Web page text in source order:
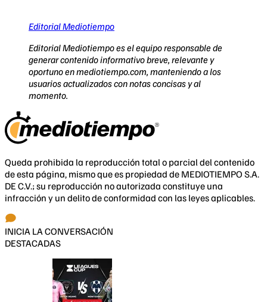
Editorial Mediotiempo
Editorial Mediotiempo es el equipo responsable de
generar contenido informativo breve, relevante y
oportuno en mediotiempo.com, manteniendo a los
usuarios actualizados con notas concisas y al
momento.
Queda prohibida la reproducción total o parcial del contenido
de esta página, mismo que es propiedad de MEDIOTIEMPO S.A.
DE C.V.; su reproducción no autorizada constituye una
infracción y un delito de conformidad con las leyes aplicables.
INICIA LA CONVERSACIÓN
DESTACADAS